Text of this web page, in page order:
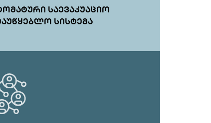
ᲡᲐᲔᲕᲐᲙᲣᲐᲪᲘᲝ
ᲡᲘᲡᲢᲔᲛᲐ